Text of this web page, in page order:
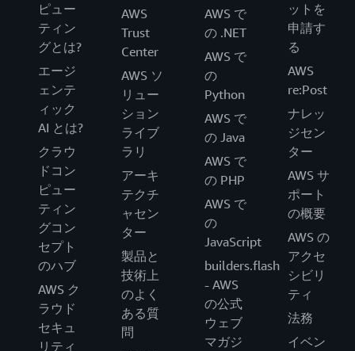
ピュー
ティン
グとは?
エージ
ェンテ
ィック
AI とは?
クラウ
ドコン
ピュー
ティン
グコン
セプト
のハブ
AWS ク
ラウド
セキュ
リティ
AWS
Trust
Center
AWS ソ
リュー
ション
ライブ
ラリ
アーキ
テクチ
ャセン
ター
製品と
技術上
のよく
ある質
問
AWS で
の .NET
AWS で
の
Python
AWS で
の Java
AWS で
の PHP
AWS で
の
JavaScript
builders.flash
- AWS
の公式
ウェブ
マガジ
ットを
申請す
る
AWS
re:Post
ナレッ
ジセン
ター
AWS サ
ポート
の概要
AWS の
アクセ
シビリ
ティ
法務
イベン